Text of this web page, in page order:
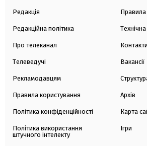
Редакція
Редакційна політика
Про телеканал
Телеведучі
Рекламодавцям
Правила користування
Політика конфіденційності
Політика використання
штучного інтелекту
Правила
Контакти
Вакансії
Архів
Карта
Ігри